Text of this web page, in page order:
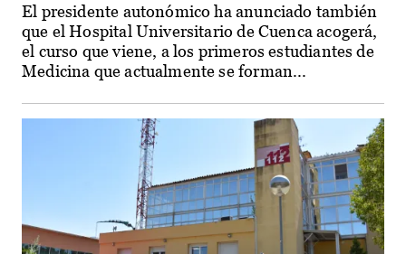
El presidente autonómico ha anunciado también
que el Hospital Universitario de Cuenca acogerá,
el curso que viene, a los primeros estudiantes de
Medicina que actualmente se forman...